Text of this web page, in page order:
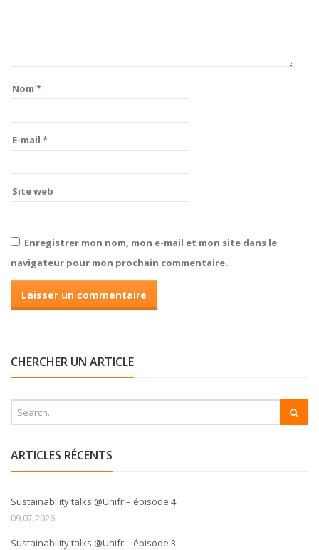
Nom *
E-mail *
Site web
Enregistrer mon nom, mon e-mail et mon site dans le
navigateur pour mon prochain commentaire.
CHERCHER UN ARTICLE
ARTICLES RÉCENTS
Sustainability talks @Unifr – épisode 4
09.07.2026
Sustainability talks @Unifr – épisode 3